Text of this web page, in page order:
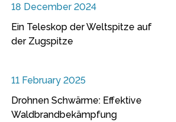
18 December 2024
Ein Teleskop der Weltspitze auf
der Zugspitze
11 February 2025
Drohnen Schwärme: Effektive
Waldbrandbekämpfung